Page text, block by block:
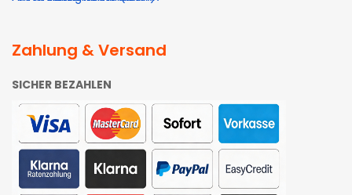
Zahlung & Versand
SICHER BEZAHLEN